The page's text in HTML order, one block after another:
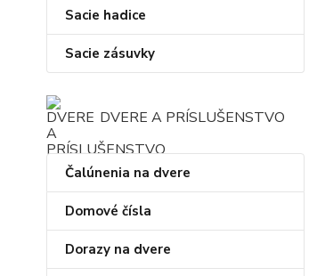
Sacie hadice
Sacie zásuvky
DVERE A PRÍSLUŠENSTVO
Čalúnenia na dvere
Domové čísla
Dorazy na dvere